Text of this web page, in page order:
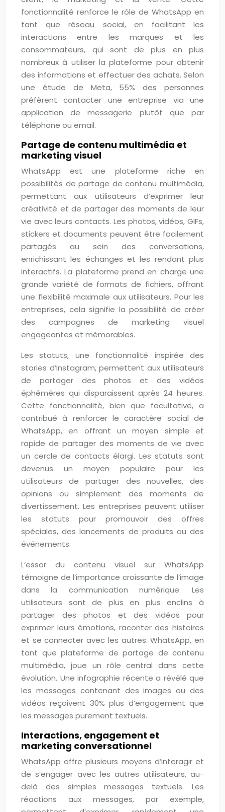
fonctionnalité renforce le rôle de WhatsApp en
tant que réseau social, en facilitant les
interactions entre les marques et les
consommateurs, qui sont de plus en plus
nombreux à utiliser la plateforme pour obtenir
des informations et effectuer des achats. Selon
une étude de Meta, 55% des personnes
préfèrent contacter une entreprise via une
application de messagerie plutôt que par
téléphone ou email.
Partage de contenu multimédia et
marketing visuel
WhatsApp est une plateforme riche en
possibilités de partage de contenu multimédia,
permettant aux utilisateurs d’exprimer leur
créativité et de partager des moments de leur
vie avec leurs contacts. Les photos, vidéos, GIFs,
stickers et documents peuvent être facilement
partagés au sein des conversations,
enrichissant les échanges et les rendant plus
interactifs. La plateforme prend en charge une
grande variété de formats de fichiers, offrant
une flexibilité maximale aux utilisateurs. Pour les
entreprises, cela signifie la possibilité de créer
des campagnes de marketing visuel
engageantes et mémorables.
Les statuts, une fonctionnalité inspirée des
stories d’Instagram, permettent aux utilisateurs
de partager des photos et des vidéos
éphémères qui disparaissent après 24 heures.
Cette fonctionnalité, bien que facultative, a
contribué à renforcer le caractère social de
WhatsApp, en offrant un moyen simple et
rapide de partager des moments de vie avec
un cercle de contacts élargi. Les statuts sont
devenus un moyen populaire pour les
utilisateurs de partager des nouvelles, des
opinions ou simplement des moments de
divertissement. Les entreprises peuvent utiliser
les statuts pour promouvoir des offres
spéciales, des lancements de produits ou des
événements.
L’essor du contenu visuel sur WhatsApp
témoigne de l’importance croissante de l’image
dans la communication numérique. Les
utilisateurs sont de plus en plus enclins à
partager des photos et des vidéos pour
exprimer leurs émotions, raconter des histoires
et se connecter avec les autres. WhatsApp, en
tant que plateforme de partage de contenu
multimédia, joue un rôle central dans cette
évolution. Une infographie récente a révélé que
les messages contenant des images ou des
vidéos reçoivent 30% plus d’engagement que
les messages purement textuels.
Interactions, engagement et
marketing conversationnel
WhatsApp offre plusieurs moyens d’interagir et
de s’engager avec les autres utilisateurs, au-
delà des simples messages textuels. Les
réactions aux messages, par exemple,